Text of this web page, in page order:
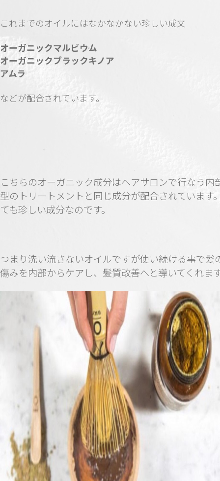
これまでのオイルにはなかなかない珍しい成文
オーガニックマルビウム
オーガニックブラックキノア
アムラ
などが配合されています。
こちらのオーガニック成分はヘアサロンで行なう内
型のトリートメントと同じ成分が配合されています
ても珍しい成分なのです。
つまり洗い流さないオイルですが使い続ける事で髪
傷みを内部からケアし、髪質改善へと導いてくれま